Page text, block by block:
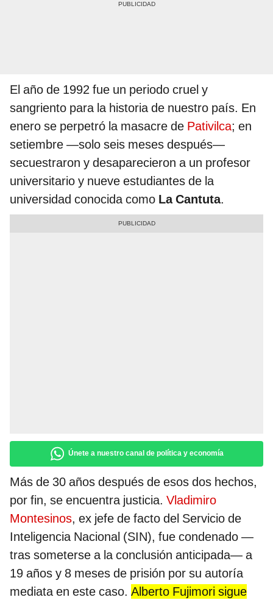
El año de 1992 fue un periodo cruel y
sangriento para la historia de nuestro país. En
enero se perpetró la masacre de Pativilca; en
setiembre —solo seis meses después—
secuestraron y desaparecieron a un profesor
universitario y nueve estudiantes de la
universidad conocida como La Cantuta.
Únete a nuestro canal de política y economía
Más de 30 años después de esos dos hechos,
por fin, se encuentra justicia. Vladimiro
Montesinos, ex jefe de facto del Servicio de
Inteligencia Nacional (SIN), fue condenado —
tras someterse a la conclusión anticipada— a
19 años y 8 meses de prisión por su autoría
mediata en este caso. Alberto Fujimori sigue